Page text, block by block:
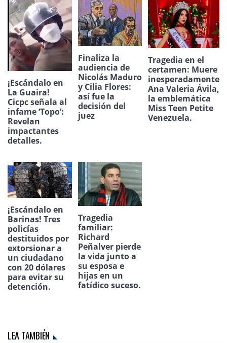
¡Escándalo en
La Guaira!
Cicpc señala al
infame ‘Topo’:
Revelan
impactantes
detalles.
Finaliza la
audiencia de
Nicolás Maduro
y Cilia Flores:
así fue la
decisión del
juez
Tragedia en el
certamen: Muere
inesperadamente
Ana Valeria Ávila,
la emblemática
Miss Teen Petite
Venezuela.
¡Escándalo en
Barinas! Tres
policías
destituidos por
extorsionar a
un ciudadano
con 20 dólares
para evitar su
detención.
Tragedia
familiar:
Richard
Peñalver pierde
la vida junto a
su esposa e
hijas en un
fatídico suceso.
LEA TAMBIÉN